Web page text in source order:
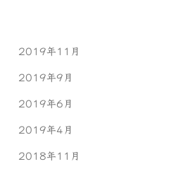
2019年11月
2019年9月
2019年6月
2019年4月
2018年11月